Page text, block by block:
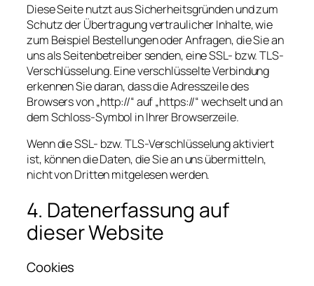
Diese Seite nutzt aus Sicherheitsgründen und zum
Schutz der Übertragung vertraulicher Inhalte, wie
zum Beispiel Bestellungen oder Anfragen, die Sie an
uns als Seitenbetreiber senden, eine SSL- bzw. TLS-
Verschlüsselung. Eine verschlüsselte Verbindung
erkennen Sie daran, dass die Adresszeile des
Browsers von „http://“ auf „https://“ wechselt und an
dem Schloss-Symbol in Ihrer Browserzeile.
Wenn die SSL- bzw. TLS-Verschlüsselung aktiviert
ist, können die Daten, die Sie an uns übermitteln,
nicht von Dritten mitgelesen werden.
4. Datenerfassung auf
dieser Website
Cookies